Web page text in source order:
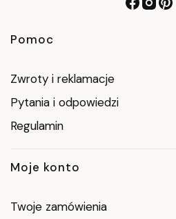
Linki w stopce
Pomoc
Zwroty i reklamacje
Pytania i odpowiedzi
Regulamin
Moje konto
Twoje zamówienia